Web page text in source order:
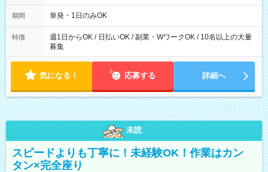
～21：00
期間 単発・1日のみOK
特徴
週1日からOK / 日払いOK / 副業・WワークOK / 10名以上の大量
募集
気になる！ 応募する 詳細へ
未読
スピードよりも丁寧に！未経験OK！作業はカン
タン×完全座り